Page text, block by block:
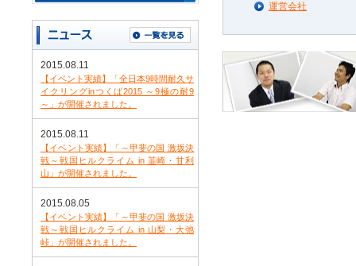
2015.08.11
【イベント実績】「全日本9時間耐久サ
イクリングinつくば2015 ～9極の耐9
～」が開催されました。
2015.08.11
【イベント実績】「～甲斐の国 激坂決
戦～戦国ヒルクライム in 韮崎・甘利
山」が開催されました。
2015.08.05
【イベント実績】「～甲斐の国 激坂決
戦～戦国ヒルクライム in 山梨・大弛
峠」が開催されました。
運営会社